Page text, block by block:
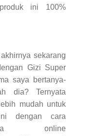
ini 100%
sekarang
Gizi Super
saya bertanya-
dia? Ternyata
mudah untuk
dengan cara
online